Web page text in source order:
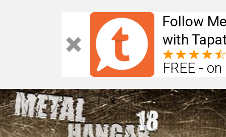
Follow
with
FREE -